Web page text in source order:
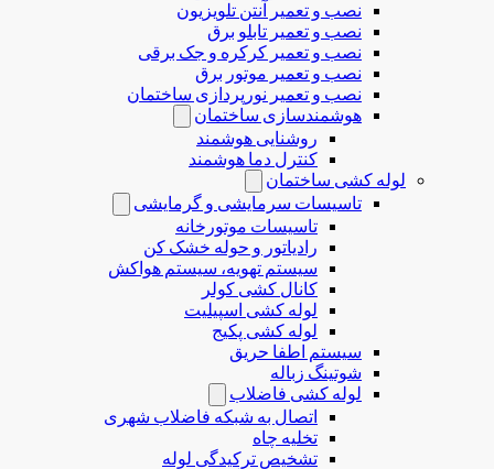
نصب و تعمیر آنتن تلویزیون
نصب و تعمیر تابلو برق
نصب و تعمیر کرکره و جک برقی
نصب و تعمیر موتور برق
نصب و تعمیر نورپردازی ساختمان
هوشمندسازی ساختمان
روشنایی هوشمند
کنترل دما هوشمند
لوله کشی ساختمان
تاسیسات سرمایشی و گرمایشی
تاسیسات موتورخانه
رادیاتور و حوله خشک کن
سیستم تهویه، سیستم هواکش
کانال کشی کولر
لوله کشی اسپیلیت
لوله کشی پکیج
سیستم اطفا حریق
شوتینگ زباله
لوله كشی فاضلاب
اتصال به شبکه فاضلاب شهری
تخلیه چاه
تشخیص ترکیدگی لوله